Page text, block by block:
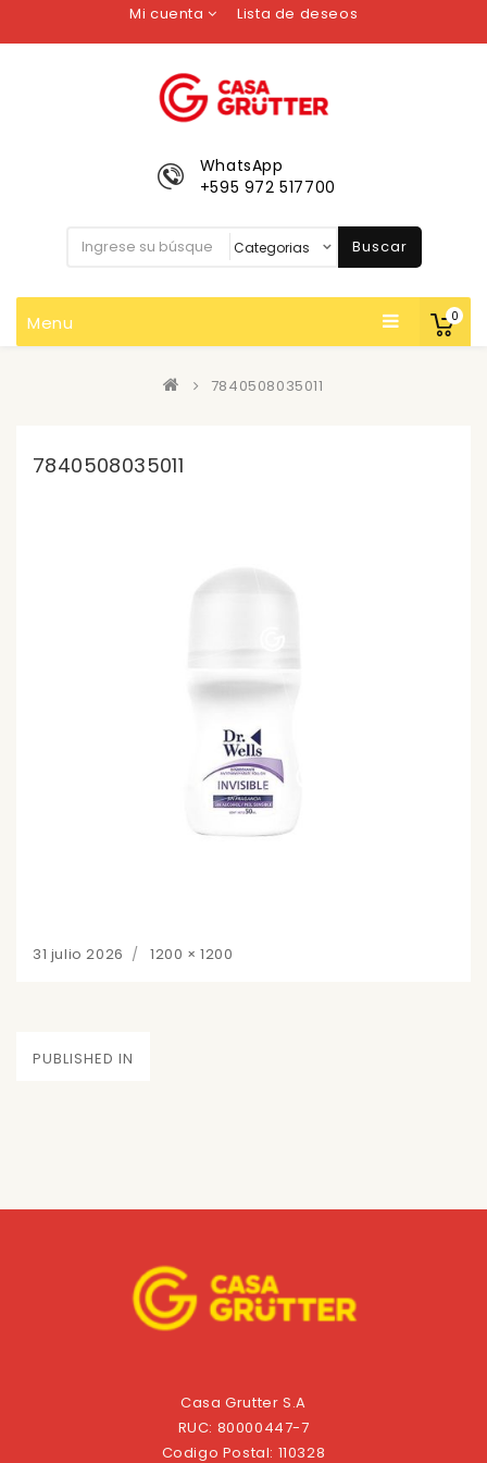
Mi cuenta Lista de deseos
0
WhatsApp
+595 972 517700
Buscar
Menu
7840508035011
7840508035011
Posted
31 julio 2026
Full
1200 × 1200
Navegación
PUBLISHED IN
Casa Grutter S.A
RUC: 80000447-7
Codigo Postal: 110328